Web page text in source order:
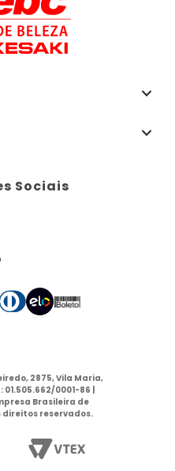
Sociais
2875, Vila Maria,
01.505.662/0001-86 |
Brasileira de
direitos reservados.